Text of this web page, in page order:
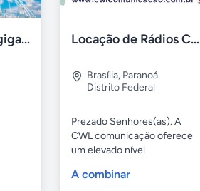
Aluguel de roda gigante Locação de Rádios Comunicadores Para Eventos
Brasília, Paranoá
Distrito Federal
Prezado Senhores(as). A
CWL comunicação oferece
um elevado nível
A combinar